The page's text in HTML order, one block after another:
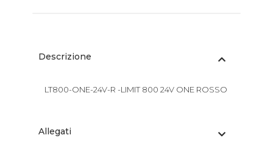
Descrizione
LT800-ONE-24V-R -LIMIT 800 24V ONE ROSSO
Allegati